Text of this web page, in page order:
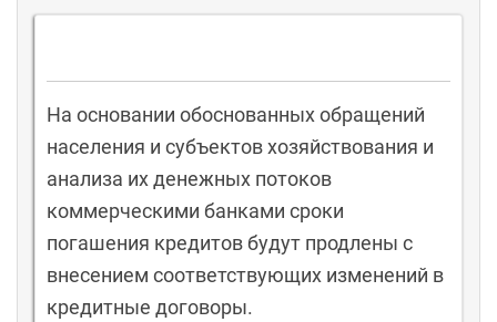
На основании обоснованных обращений
населения и субъектов хозяйствования и
анализа их денежных потоков
коммерческими банками сроки
погашения кредитов будут продлены с
внесением соответствующих изменений в
кредитные договоры.